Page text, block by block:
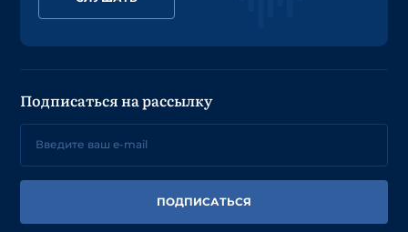
Подписаться на рассылку
ПОДПИСАТЬСЯ